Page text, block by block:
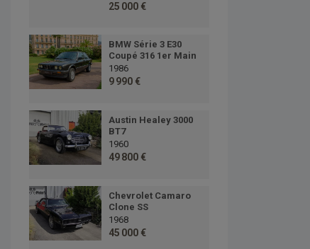
25 000 €
BMW Série 3 E30
Coupé 316 1er Main
1986
9 990 €
Austin Healey 3000
BT7
1960
49 800 €
Chevrolet Camaro
Clone SS
1968
45 000 €